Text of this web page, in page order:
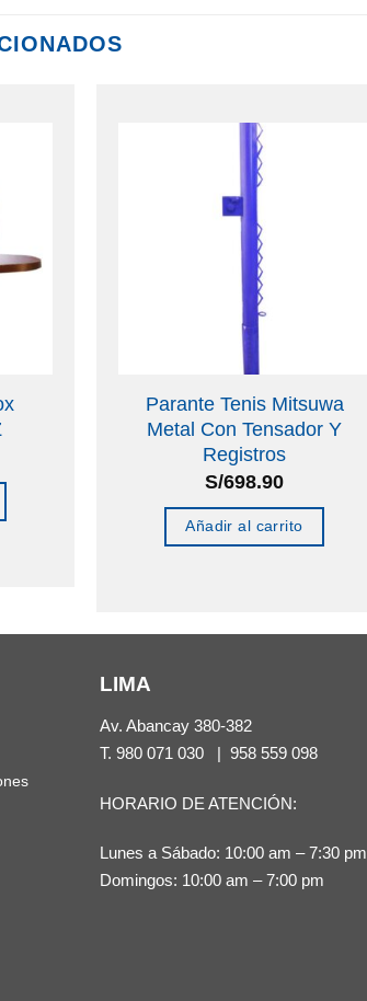
Parante Tenis Mitsuwa
Metal Con Tensador Y
Registros
S/698.90
Añadir al carrito
LIMA
Av. Abancay 380-382
T. 980 071 030| 958 559 098
HORARIO DE ATENCIÓN:
Lunes a Sábado: 10:00 am – 7:30 pm
Domingos: 10:00 am – 7:00 pm